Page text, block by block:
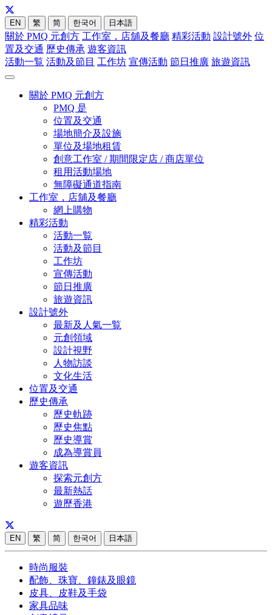
EN 繁 简 한국어 日本語
關於 PMQ 元創方 工作室，店舖及餐廳 精彩活動 設計號外 位
置及交通 歷史傳承 遊客資訊
活動一覧 活動及節目 工作坊 宣傳活動 節日推廣 旅遊資訊
關於 PMQ 元創方
PMQ 是
位置及交通
場地簡介及設施
單位及場地租賃
創意工作室 / 期間限定店 / 商店單位
租用活動場地
無障礙通道指南
工作室，店舖及餐廳
網上購物
精彩活動
活動一覧
活動及節目
工作坊
宣傳活動
節日推廣
旅遊資訊
設計號外
最新及人氣一覧
元創領域
設計視野
人物訪談
文化生活
位置及交通
歷史傳承
歷史軌跡
歷史焦點
歷史導賞
成為導賞員
遊客資訊
探索元創方
最新熱話
遊歷香港
EN 繁 简 한국어 日本語
時尚服裝
配飾、珠寶、鐘錶及眼鏡
皮具、皮鞋及手袋
家具品味